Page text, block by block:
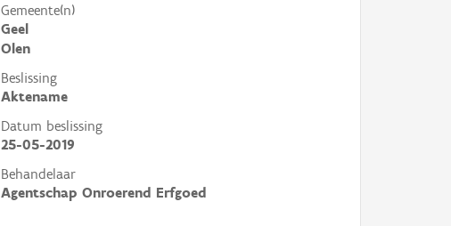
Gemeente(n)
Geel
Olen
Beslissing
Aktename
Datum beslissing
25-05-2019
Behandelaar
Agentschap Onroerend Erfgoed